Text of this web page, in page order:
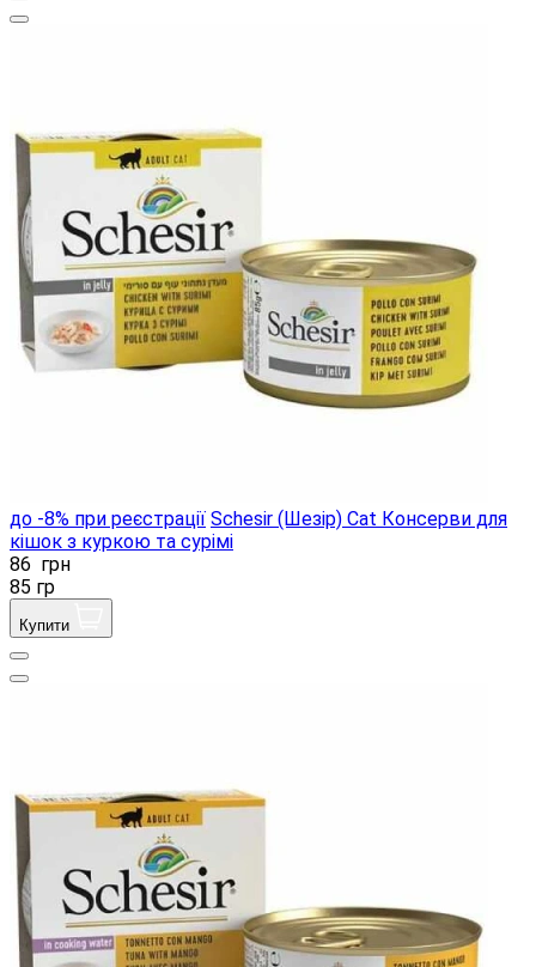
до -8% при реєстрації Schesir (Шезір) Cat Консерви для
кішок з куркою та сурімі
86 грн
85 гр
Купити